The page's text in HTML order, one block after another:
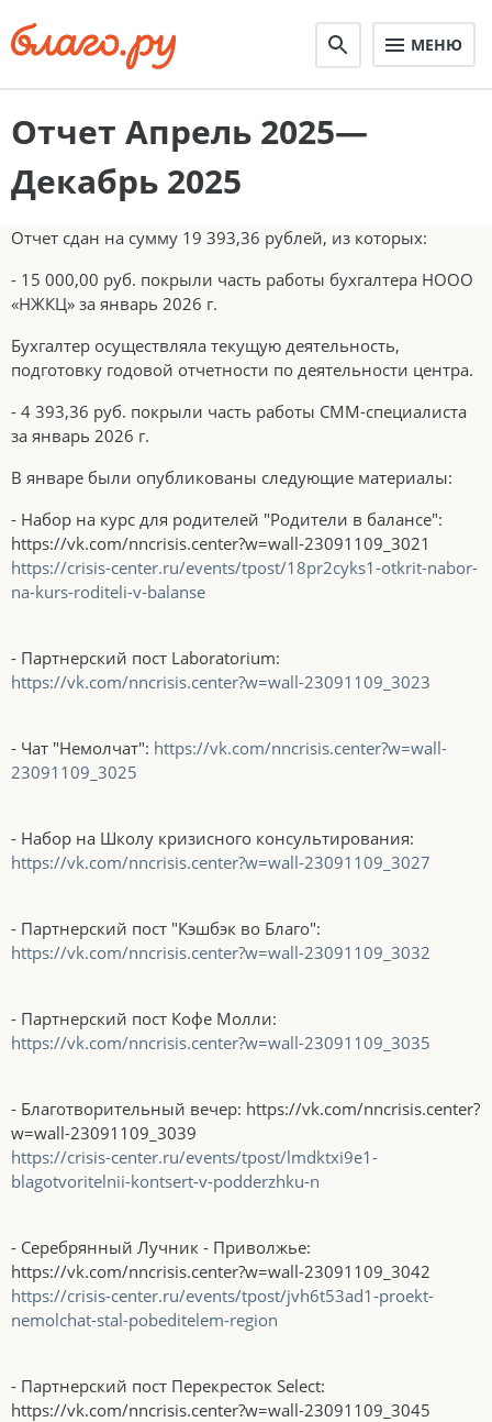
МЕНЮ
Отчет Апрель 2025—
Декабрь 2025
Отчет сдан на сумму 19 393,36 рублей, из которых:
- 15 000,00 руб. покрыли часть работы бухгалтера НООО
«НЖКЦ» за январь 2026 г.
Бухгалтер осуществляла текущую деятельность,
подготовку годовой отчетности по деятельности центра.
- 4 393,36 руб. покрыли часть работы СММ-специалиста
за январь 2026 г.
В январе были опубликованы следующие материалы:
- Набор на курс для родителей "Родители в балансе":
https://vk.com/nncrisis.center?w=wall-23091109_3021
https://crisis-center.ru/events/tpost/18pr2cyks1-otkrit-nabor-
na-kurs-roditeli-v-balanse
- Партнерский пост Laboratorium:
https://vk.com/nncrisis.center?w=wall-23091109_3023
- Чат "Немолчат": https://vk.com/nncrisis.center?w=wall-
23091109_3025
- Набор на Школу кризисного консультирования:
https://vk.com/nncrisis.center?w=wall-23091109_3027
- Партнерский пост "Кэшбэк во Благо":
https://vk.com/nncrisis.center?w=wall-23091109_3032
- Партнерский пост Кофе Молли:
https://vk.com/nncrisis.center?w=wall-23091109_3035
- Благотворительный вечер: https://vk.com/nncrisis.center?
w=wall-23091109_3039
https://crisis-center.ru/events/tpost/lmdktxi9e1-
blagotvoritelnii-kontsert-v-podderzhku-n
- Серебрянный Лучник - Приволжье:
https://vk.com/nncrisis.center?w=wall-23091109_3042
https://crisis-center.ru/events/tpost/jvh6t53ad1-proekt-
nemolchat-stal-pobeditelem-region
- Партнерский пост Перекресток Select:
https://vk.com/nncrisis.center?w=wall-23091109_3045